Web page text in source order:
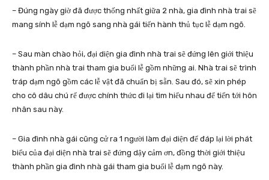
– Đúng ngày giờ đã được thống nhất giữa 2 nhà, gia đình nhà trai sẽ
mang sính lễ dạm ngõ sang nhà gái tiến hành thủ tục lễ dạm ngõ.
– Sau màn chào hỏi, đại diện gia đình nhà trai sẽ đứng lên giới thiệu
thành phần nhà trai tham gia buổi lễ gồm những ai. Nhà trai sẽ trình
tráp dạm ngõ gồm các lễ vật đã chuẩn bị sẵn. Sau đó, sẽ xin phép
cho cô dâu chú rể được chính thức đi lại tìm hiểu nhau để tiến tới hôn
nhân sau này.
– Gia đình nhà gái cũng cử ra 1 người làm đại diện để đáp lại lời phát
biểu của đại diện nhà trai sẽ đứng dậy cảm ơn, đồng thời giới thiệu
thành phần gia đình nhà gái tham gia buổi lễ dạm ngõ này.